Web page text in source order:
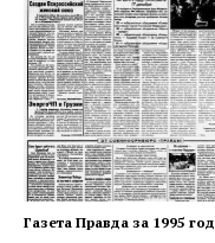
Газета Правда за 1995 год